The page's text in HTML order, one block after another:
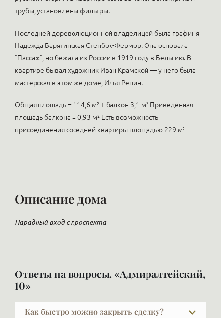
трубы, установлены фильтры.
Последней дореволюционной владелицей была графиня
Надежда Барятинская Стенбок-Фермор. Она основала
"Пассаж", но бежала из России в 1919 году в Бельгию. В
квартире бывал художник Иван Крамской — у него была
мастерская в этом же доме, Илья Репин.
Общая площадь = 114,6 м² + балкон 3,1 м² Приведенная
площадь балкона = 0,93 м² Есть возможность
присоединения соседней квартиры площадью 229 м²
Описание дома
Парадный вход с проспекта
Ответы на вопросы. «Адмиралтейский,
10»
Как быстро можно закрыть сделку?